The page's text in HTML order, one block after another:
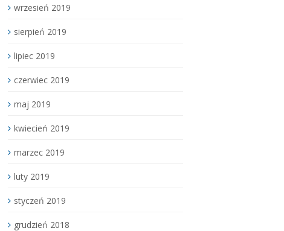
wrzesień 2019
sierpień 2019
lipiec 2019
czerwiec 2019
maj 2019
kwiecień 2019
marzec 2019
luty 2019
styczeń 2019
grudzień 2018